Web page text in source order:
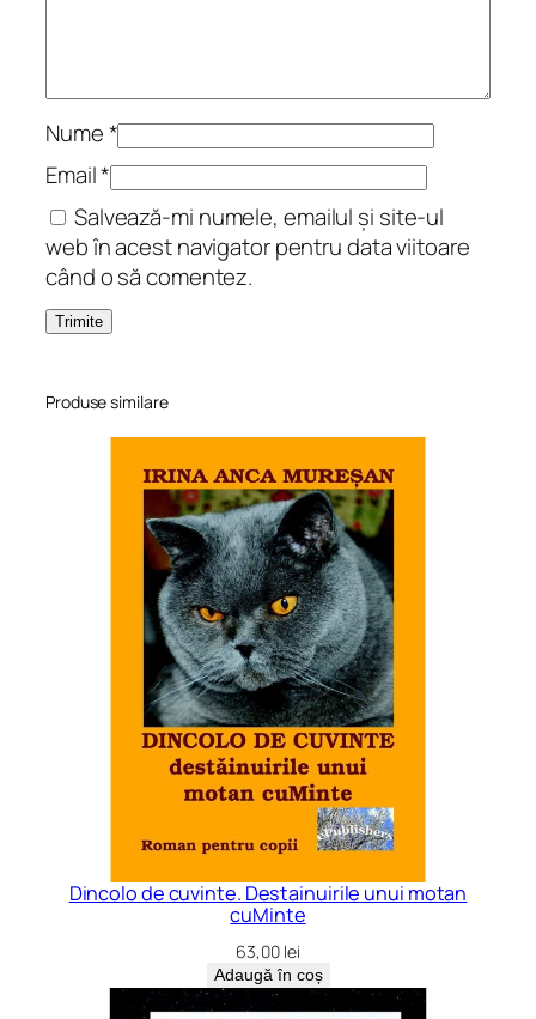
c
iNume*
Email*
Salvează-mi numele, emailul și site-ul
web în acest navigator pentru data viitoare
când o să comentez.
Produse similare
Dincolo de cuvinte. Destainuirile unui motan
cuMinte
63,00 lei
Adaugă în coș